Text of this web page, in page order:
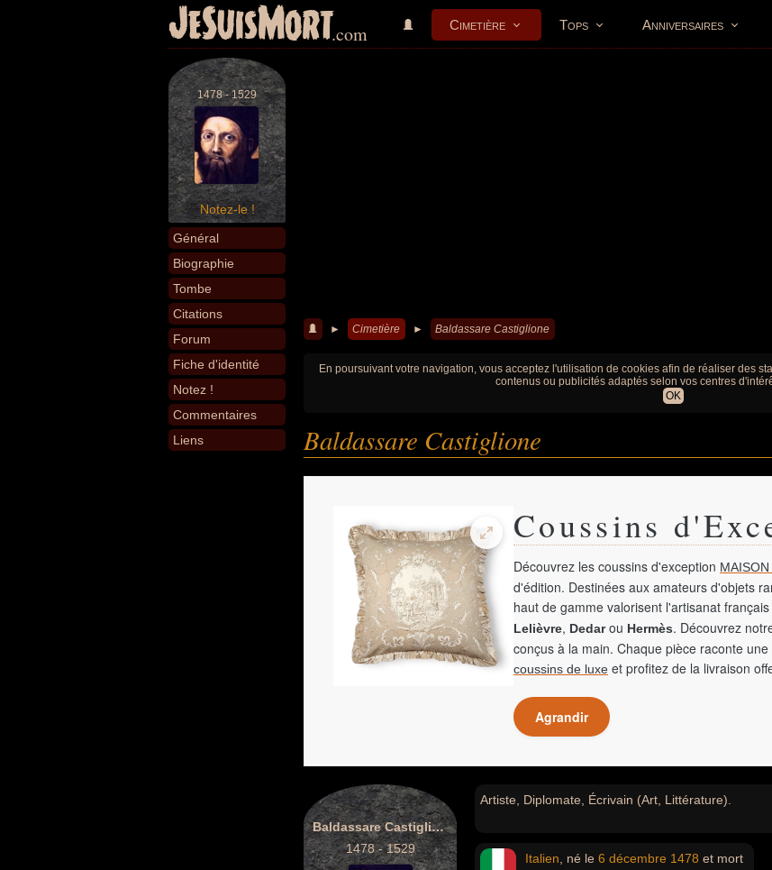
JeSuisMort.com Cimetière Tops Anniversaires
1478 - 1529
Notez-le !
Général
Biographie
Tombe
Citations
Forum
Fiche d'identité
Notez !
Commentaires
Liens
► Cimetière ► Baldassare Castiglione
En poursuivant votre navigation, vous acceptez l'utilisation de cookies afin de réaliser des
contenus ou publicités adaptés selon vos centres
OK
Baldassare Castiglione
Coussins
Découvrez les coussins d'exception
d'édition. Destinées aux amateurs d'objets
haut de gamme valorisent l'artisanat
Lelièvre, Dedarou Hermès. Découvrez
conçus à la main. Chaque pièce raconte
coussins de luxe et profitez de la livraison
Agrandir
Baldassare Castiglione
1478 - 1529
Artiste, Diplomate, Écrivain (Art, Littérature).
Italien , né le 6 décembre 1478 et mort